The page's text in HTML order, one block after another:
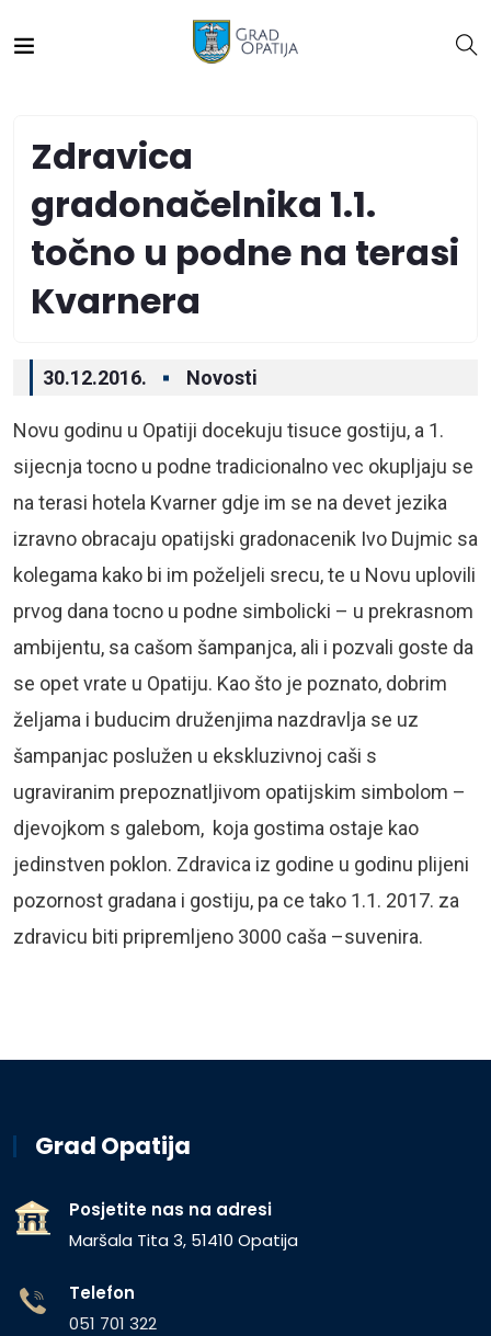
Zdravica
gradonačelnika 1.1.
točno u podne na terasi
Kvarnera
30.12.2016. Novosti
Novu godinu u Opatiji docekuju tisuce gostiju, a 1.
sijecnja tocno u podne tradicionalno vec okupljaju se
na terasi hotela Kvarner gdje im se na devet jezika
izravno obracaju opatijski gradonacenik Ivo Dujmic sa
kolegama kako bi im poželjeli srecu, te u Novu uplovili
prvog dana tocno u podne simbolicki – u prekrasnom
ambijentu, sa cašom šampanjca, ali i pozvali goste da
se opet vrate u Opatiju. Kao što je poznato, dobrim
željama i buducim druženjima nazdravlja se uz
šampanjac poslužen u ekskluzivnoj caši s
ugraviranim prepoznatljivom opatijskim simbolom –
djevojkom s galebom, koja gostima ostaje kao
jedinstven poklon. Zdravica iz godine u godinu plijeni
pozornost gradana i gostiju, pa ce tako 1.1. 2017. za
zdravicu biti pripremljeno 3000 caša –suvenira.
Grad Opatija
Posjetite nas na adresi
Maršala Tita 3, 51410 Opatija
Telefon
051 701 322